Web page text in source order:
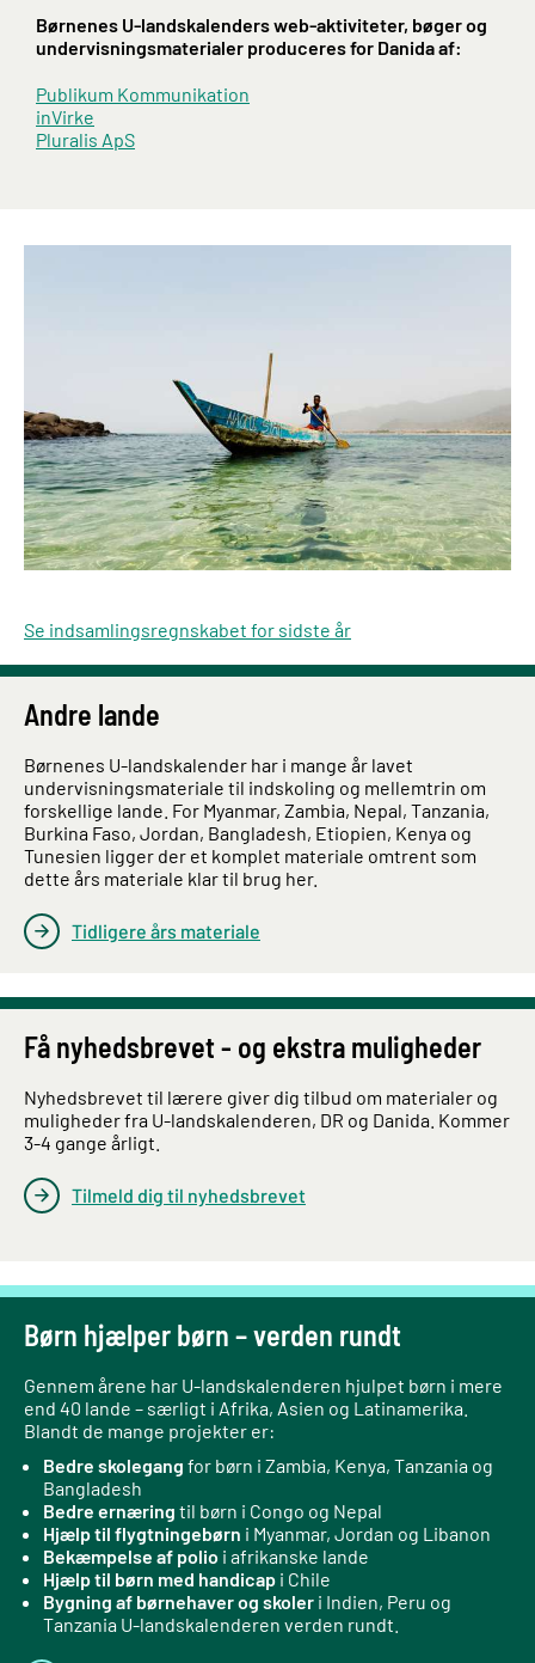
Børnenes U-landskalenders web-aktiviteter, bøger og
undervisningsmaterialer produceres for Danida af:
Publikum Kommunikation
inVirke
Pluralis ApS
Se indsamlingsregnskabet for sidste år
Andre lande
Børnenes U-landskalender har i mange år lavet
undervisningsmateriale til indskoling og mellemtrin om
forskellige lande. For Myanmar, Zambia, Nepal, Tanzania,
Burkina Faso, Jordan, Bangladesh, Etiopien, Kenya og
Tunesien ligger der et komplet materiale omtrent som
dette års materiale klar til brug her.
Tidligere års materiale
Få nyhedsbrevet - og ekstra muligheder
Nyhedsbrevet til lærere giver dig tilbud om materialer og
muligheder fra U-landskalenderen, DR og Danida. Kommer
3-4 gange årligt.
Tilmeld dig til nyhedsbrevet
Børn hjælper børn – verden rundt
Gennem årene har U-landskalenderen hjulpet børn i mere
end 40 lande – særligt i Afrika, Asien og Latinamerika.
Blandt de mange projekter er:
Bedre skolegang for børn i Zambia, Kenya, Tanzania og
Bangladesh
Bedre ernæring til børn i Congo og Nepal
Hjælp til flygtningebørn i Myanmar, Jordan og Libanon
Bekæmpelse af polio i afrikanske lande
Hjælp til børn med handicap i Chile
Bygning af børnehaver og skoler i Indien, Peru og
Tanzania U-landskalenderen verden rundt.